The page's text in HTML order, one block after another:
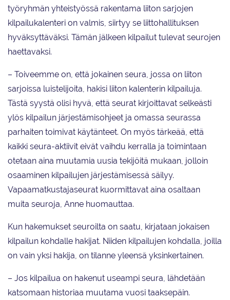
työryhmän yhteistyössä rakentama liiton sarjojen
kilpailukalenteri on valmis, siirtyy se liittohallituksen
hyväksyttäväksi. Tämän jälkeen kilpailut tulevat seurojen
haettavaksi.
– Toiveemme on, että jokainen seura, jossa on liiton
sarjoissa luistelijoita, hakisi liiton kalenterin kilpailuja.
Tästä syystä olisi hyvä, että seurat kirjoittavat selkeästi
ylös kilpailun järjestämisohjeet ja omassa seurassa
parhaiten toimivat käytänteet. On myös tärkeää, että
kaikki seura-aktiivit eivät vaihdu kerralla ja toimintaan
otetaan aina muutamia uusia tekijöitä mukaan, jolloin
osaaminen kilpailujen järjestämisessä säilyy.
Vapaamatkustajaseurat kuormittavat aina osaltaan
muita seuroja, Anne huomauttaa.
Kun hakemukset seuroilta on saatu, kirjataan jokaisen
kilpailun kohdalle hakijat. Niiden kilpailujen kohdalla, joilla
on vain yksi hakija, on tilanne yleensä yksinkertainen.
– Jos kilpailua on hakenut useampi seura, lähdetään
katsomaan historiaa muutama vuosi taaksepäin.